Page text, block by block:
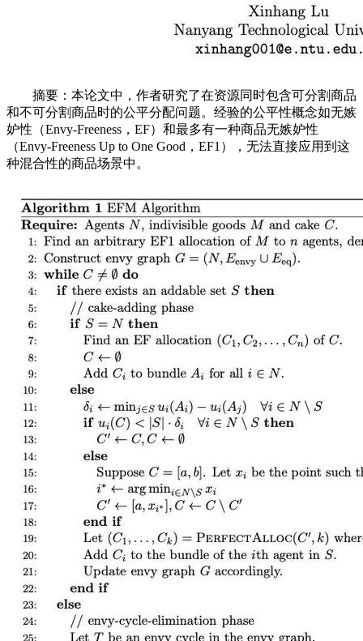
摘要：本论文中，作者研究了在资源同时包含可分割商品
和不可分割商品时的公平分配问题。经验的公平性概念如无嫉
妒性（Envy-Freeness，EF）和最多有一种商品无嫉妒性
（Envy-Freeness Up to One Good，EF1），无法直接应用到这
种混合性的商品场景中。